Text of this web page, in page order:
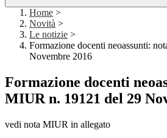
Home >
Novità >
Le notizie >
Formazione docenti neoassunti:
Novembre 2016
Formazione docenti
MIUR n. 19121 del 29
vedi nota MIUR in allegato